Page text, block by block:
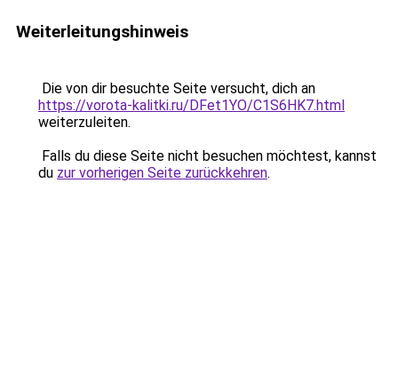
Weiterleitungshinweis
Die von dir besuchte Seite versucht, dich an
https://vorota-kalitki.ru/DFet1YO/C1S6HK7.html
weiterzuleiten.
Falls du diese Seite nicht besuchen möchtest, kannst
du zur vorherigen Seite zurückkehren.